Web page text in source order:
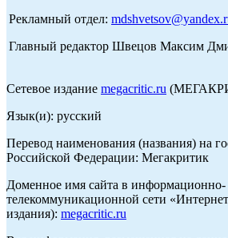
Рекламный отдел:
Главный редактор Швецов Максим
Сетевое издание megacritic.ru
Язык(и): русский
Перевод наименования (названия) на
Российской Федерации: Мегакритик
Доменное имя сайта в информационно-
телекоммуникационной сети
издания): megacritic.ru